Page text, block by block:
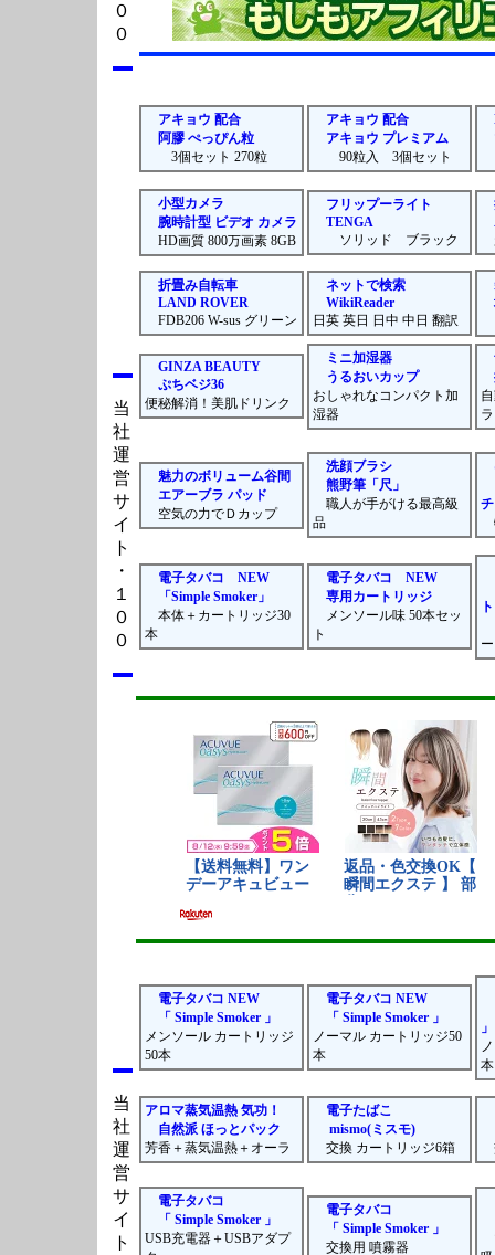
０
０
当
社
運
営
サ
イ
ト
・
１
０
０
当
社
運
営
サ
イ
ト
アキョウ 配合
阿膠 ぺっぴん粒
3個セット 270粒
アキョウ 配合
アキョウ プレミアム
90粒入 3個セット
小型カメラ
腕時計型 ビデオ カメラ
HD画質 800万画素 8GB
フリップーライト
TENGA
ソリッド ブラック
折畳み自転車
LAND ROVER
FDB206 W-sus グリーン
ネットで検索
WikiReader
日英 英日 日中 中日 翻訳
GINZA BEAUTY
ぷちベジ36
便秘解消！美肌ドリンク
ミニ加湿器
うるおいカップ
おしゃれなコンパクト加
湿器
ラ
魅力のボリューム谷間
エアーブラ パッド
空気の力でＤカップ
洗顔ブラシ
熊野筆「尺」
職人が手がける最高級
品
電子タバコ NEW
「Simple Smoker」
本体＋カートリッジ30
本
電子タバコ NEW
専用カートリッジ
メンソール味 50本セッ
ト
ー
電子タバコ NEW
「 Simple Smoker 」
メンソール カートリッジ
50本
電子タバコ NEW
「 Simple Smoker 」
ノーマル カートリッジ50
本
」
本
アロマ蒸気温熱 気功！
自然派 ほっとパック
芳香＋蒸気温熱＋オーラ
電子たばこ
mismo(ミスモ)
交換 カートリッジ6箱
電子タバコ
「 Simple Smoker 」
USB充電器＋USBアダプ
電子タバコ
「 Simple Smoker 」
交換用 噴霧器